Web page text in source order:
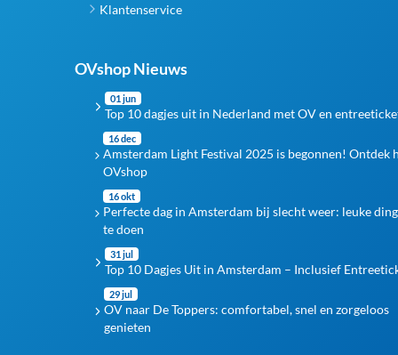
Klantenservice
OVshop Nieuws
01 jun
Top 10 dagjes uit in Nederland met OV en
16 dec
Amsterdam Light Festival 2025 is begonnen! Ontdek
OVshop
16 okt
Perfecte dag in Amsterdam bij slecht weer: leuke
te doen
31 jul
Top 10 Dagjes Uit in Amsterdam – Inclusief
29 jul
OV naar De Toppers: comfortabel, snel en zorgeloos
genieten